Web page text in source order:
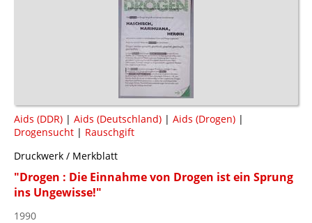
Aids (DDR) | Aids (Deutschland) | Aids (Drogen) |
Drogensucht | Rauschgift
Druckwerk / Merkblatt
"Drogen : Die Einnahme von Drogen ist ein Sprung
ins Ungewisse!"
1990